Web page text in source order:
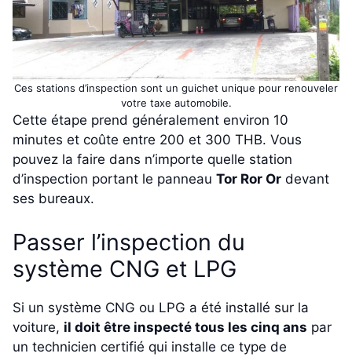
Ces stations d’inspection sont un guichet unique pour renouveler
votre taxe automobile.
Cette étape prend généralement environ 10
minutes et coûte entre 200 et 300 THB. Vous
pouvez la faire dans n’importe quelle station
d’inspection portant le panneau Tor Ror Or devant
ses bureaux.
Passer l’inspection du
système CNG et LPG
Si un système CNG ou LPG a été installé sur la
voiture, il doit être inspecté tous les cinq ans par
un technicien certifié qui installe ce type de